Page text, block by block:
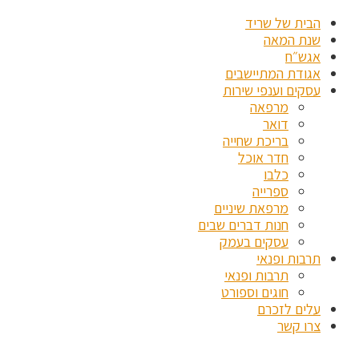
הבית של שריד
שנת המאה
אגש״ח
אגודת המתיישבים
עסקים וענפי שירות
מרפאה
דואר
בריכת שחייה
חדר אוכל
כלבו
ספרייה
מרפאת שיניים
חנות דברים שבים
עסקים בעמק
תרבות ופנאי
תרבות ופנאי
חוגים וספורט
עלים לזכרם
צרו קשר